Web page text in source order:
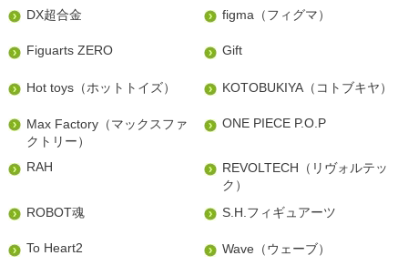
DX超合金 figma（フィグマ）
Figuarts ZERO Gift
Hot toys（ホットトイズ） KOTOBUKIYA（コトブキヤ）
Max Factory（マックスファ
クトリー）
ONE PIECE P.O.P
RAH
REVOLTECH（リヴォルテッ
ク）
ROBOT魂
S.H.フィギュアーツ
To Heart2 Wave（ウェーブ）